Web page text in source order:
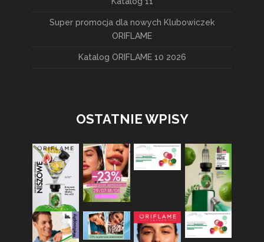
Super promocja dla nowych Klubowiczek
ORIFLAME
Katalog ORIFLAME 10 2026
OSTATNIE WPISY